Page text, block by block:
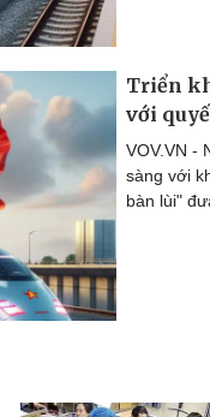
Triển
với
VOV.VN -
sàng với
bàn lùi"